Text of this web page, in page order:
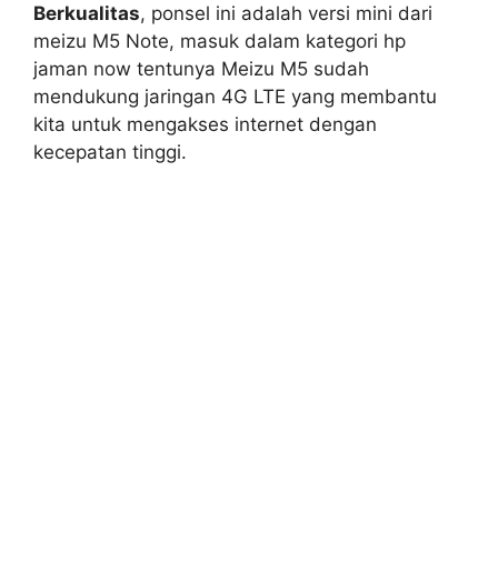
Berkualitas, ponsel ini adalah versi mini dari
meizu M5 Note, masuk dalam kategori hp
jaman now tentunya Meizu M5 sudah
mendukung jaringan 4G LTE yang membantu
kita untuk mengakses internet dengan
kecepatan tinggi.